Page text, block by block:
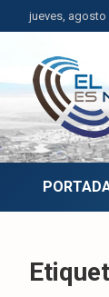
Saltar
al
contenido
jueves, agosto
El
Últimas